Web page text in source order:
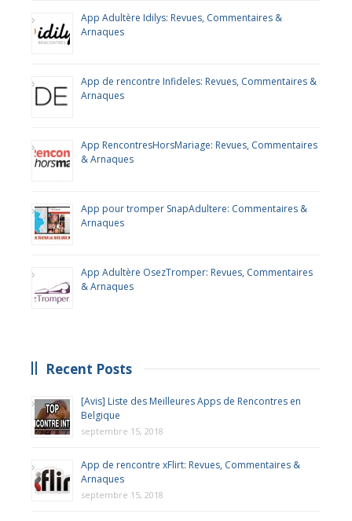
App Adultère Idilys: Revues, Commentaires &
Arnaques
App de rencontre Infideles: Revues, Commentaires &
Arnaques
App RencontresHorsMariage: Revues, Commentaires
& Arnaques
App pour tromper SnapAdultere: Commentaires &
Arnaques
App Adultère OsezTromper: Revues, Commentaires
& Arnaques
Recent Posts
[Avis] Liste des Meilleures Apps de Rencontres en
Belgique
septembre 15, 2018
App de rencontre xFlirt: Revues, Commentaires &
Arnaques
septembre 15, 2018